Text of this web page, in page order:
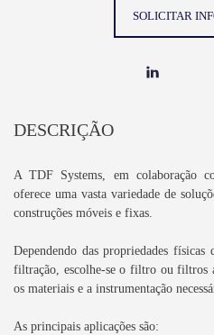
SOLICITAR
DESCRIÇÃO
A TDF Systems, em colaboração
oferece uma vasta variedade de
construções móveis e fixas.
Dependendo das propriedades
filtração, escolhe-se o filtro ou filtros
os materiais e a instrumentação
As principais aplicações são: